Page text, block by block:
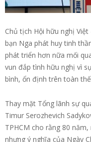
Chủ tịch Hội hữu nghị
bạn Nga phát huy tinh
phát triển hơn nữa mối
vun đắp tình hữu nghị vì
bình, ổn định trên toàn
Thay mặt Tổng lãnh sự
Timur Serozhevich
TPHCM cho rằng 80
nhưng ý nghĩa của Ngày